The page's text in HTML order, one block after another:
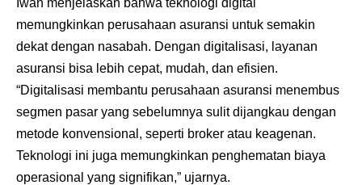
memungkinkan perusahaan asuransi untuk semakin
dekat dengan nasabah. Dengan digitalisasi, layanan
asuransi bisa lebih cepat, mudah, dan efisien.
“Digitalisasi membantu perusahaan asuransi menembus
segmen pasar yang sebelumnya sulit dijangkau dengan
metode konvensional, seperti broker atau keagenan.
Teknologi ini juga memungkinkan penghematan biaya
operasional yang signifikan,” ujarnya.